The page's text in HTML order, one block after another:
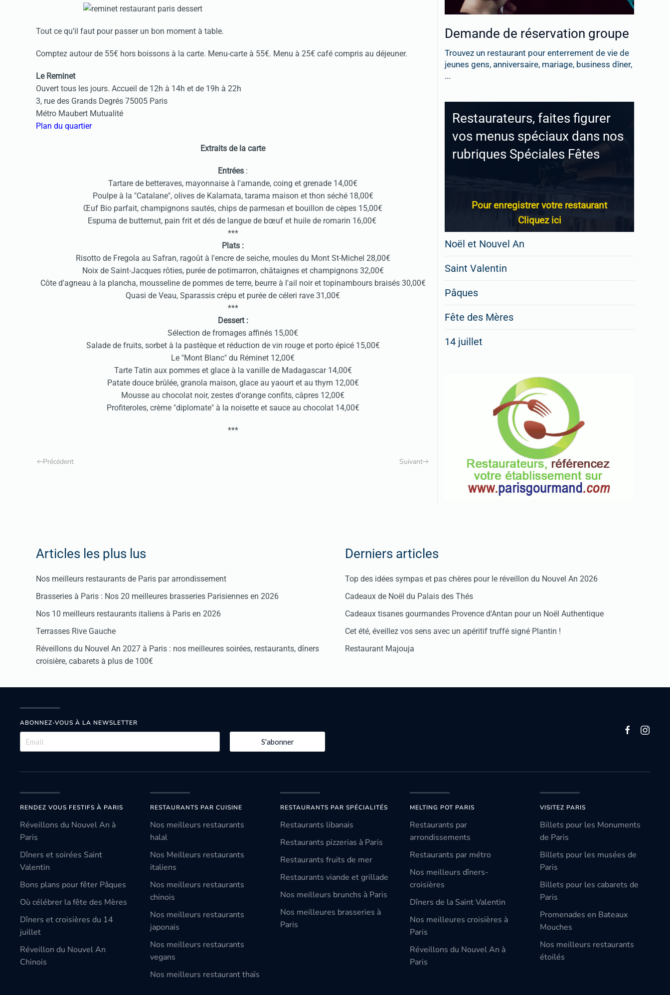
Tout ce qu’il faut pour passer un bon moment à table.
Comptez autour de 55€ hors boissons à la carte. Menu-carte à 55€. Menu à 25€ café compris au déjeuner.
Le Reminet
Ouvert tous les jours. Accueil de 12h à 14h et de 19h à 22h
3, rue des Grands Degrés 75005 Paris
Métro Maubert Mutualité
Plan du quartier
Extraits de la carte
Entrées :
Tartare de betteraves, mayonnaise à l'amande, coing et grenade 14,00€
Poulpe à la "Catalane", olives de Kalamata, tarama maison et thon séché 18,00€
Œuf Bio parfait, champignons sautés, chips de parmesan et bouillon de cèpes 15,00€
Espuma de butternut, pain frit et dés de langue de bœuf et huile de romarin 16,00€
***
Plats :
Risotto de Fregola au Safran, ragoût à l'encre de seiche, moules du Mont St-Michel 28,00€
Noix de Saint-Jacques rôties, purée de potimarron, châtaignes et champignons 32,00€
Côte d'agneau à la plancha, mousseline de pommes de terre, beurre à l'ail noir et topinambours braisés 30,00€
Quasi de Veau, Sparassis crépu et purée de céleri rave 31,00€
***
Dessert :
Sélection de fromages affinés 15,00€
Salade de fruits, sorbet à la pastèque et réduction de vin rouge et porto épicé 15,00€
Le "Mont Blanc" du Réminet 12,00€
Tarte Tatin aux pommes et glace à la vanille de Madagascar 14,00€
Patate douce brûlée, granola maison, glace au yaourt et au thym 12,00€
Mousse au chocolat noir, zestes d'orange confits, câpres 12,00€
Profiteroles, crème "diplomate" à la noisette et sauce au chocolat 14,00€
***
Précédent Suivant
Demande de réservation groupe
Trouvez un restaurant pour enterrement de vie de
jeunes gens, anniversaire, mariage, business dîner,
...
Restaurateurs, faites figurer
vos menus spéciaux dans nos
rubriques Spéciales Fêtes
Pour enregistrer votre restaurant
Cliquez ici
Noël et Nouvel An
Saint Valentin
Pâques
Fête des Mères
14 juillet
Articles les plus lus
Nos meilleurs restaurants de Paris par arrondissement
Brasseries à Paris : Nos 20 meilleures brasseries Parisiennes en 2026
Nos 10 meilleurs restaurants italiens à Paris en 2026
Terrasses Rive Gauche
Réveillons du Nouvel An 2027 à Paris : nos meilleures soirées, restaurants, dîners
croisière, cabarets à plus de 100€
Derniers articles
Top des idées sympas et pas chères pour le réveillon du Nouvel An 2026
Cadeaux de Noël du Palais des Thés
Cadeaux tisanes gourmandes Provence d'Antan pour un Noël Authentique
Cet été, éveillez vos sens avec un apéritif truffé signé Plantin !
Restaurant Majouja
ABONNEZ-VOUS À LA NEWSLETTER
S'abonner
RENDEZ VOUS FESTIFS À PARIS
Réveillons du Nouvel An à
Paris
Dîners et soirées Saint
Valentin
Bons plans pour fêter Pâques
Où célébrer la fête des Mères
Dîners et croisières du 14
juillet
Réveillon du Nouvel An
Chinois
RESTAURANTS PAR CUISINE
Nos meilleurs restaurants
halal
Nos Meilleurs restaurants
italiens
Nos meilleurs restaurants
chinois
Nos meilleurs restaurants
japonais
Nos meilleurs restaurants
vegans
Nos meilleurs restaurant thaïs
RESTAURANTS PAR SPÉCIALITÉS
Restaurants libanais
Restaurants pizzerias à Paris
Restaurants fruits de mer
Restaurants viande et grillade
Nos meilleurs brunchs à Paris
Nos meilleures brasseries à
Paris
MELTING POT PARIS
Restaurants par
arrondissements
Restaurants par métro
Nos meilleurs dîners-
croisières
Dîners de la Saint Valentin
Nos meilleures croisières à
Paris
Réveillons du Nouvel An à
Paris
VISITEZ PARIS
Billets pour les Monuments
de Paris
Billets pour les musées de
Paris
Billets pour les cabarets de
Paris
Promenades en Bateaux
Mouches
Nos meilleurs restaurants
étoilés